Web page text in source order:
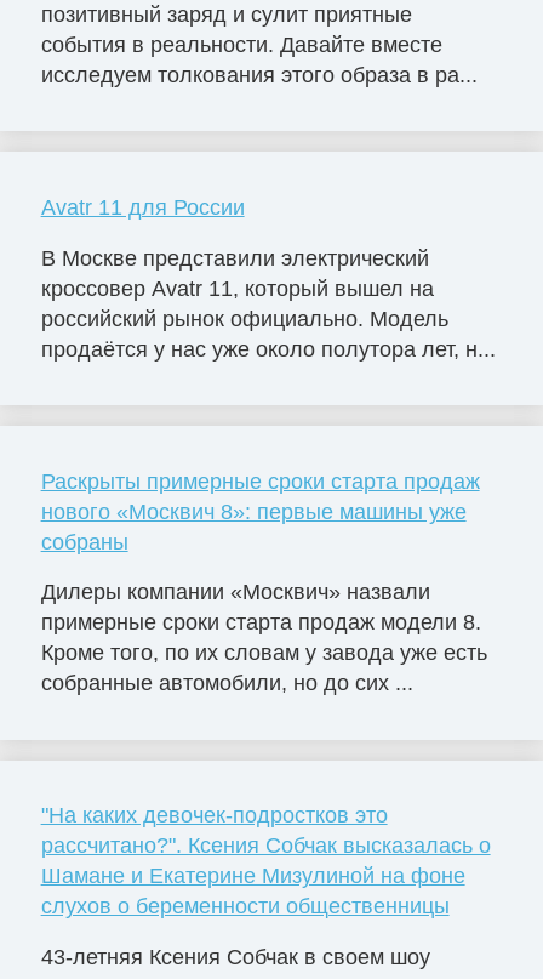
позитивный заряд и сулит приятные
события в реальности. Давайте вместе
исследуем толкования этого образа в ра...
Avatr 11 для России
В Москве представили электрический
кроссовер Avatr 11, который вышел на
российский рынок официально. Модель
продаётся у нас уже около полутора лет, н...
Раскрыты примерные сроки старта продаж
нового «Москвич 8»: первые машины уже
собраны
Дилеры компании «Москвич» назвали
примерные сроки старта продаж модели 8.
Кроме того, по их словам у завода уже есть
собранные автомобили, но до сих ...
"На каких девочек-подростков это
рассчитано?". Ксения Собчак высказалась о
Шамане и Екатерине Мизулиной на фоне
слухов о беременности общественницы
43-летняя Ксения Собчак в своем шоу